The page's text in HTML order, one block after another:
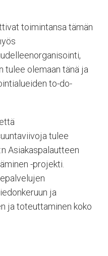
toimintansa tämän
tulee olemaan tänä ja
to-do-
tulee
Asiakaspalautteen
-projekti.
ja
ja toteuttaminen koko